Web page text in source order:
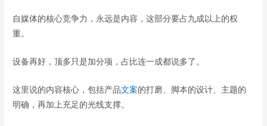
自媒体的核心竞争力，永远是内容，这部分要占九成以上的权
重。
设备再好，顶多只是加分项，占比连一成都说多了。
这里说的内容核心，包括产品文案的打磨、脚本的设计、主题的
明确，再加上充足的光线支撑。